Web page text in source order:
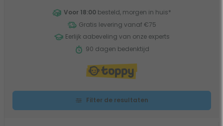
Voor 18:00 besteld, morgen in huis*
Gratis levering vanaf €75
Eerlijk aabeveling van onze experts
90 dagen bedenktijd
Filter de resultaten